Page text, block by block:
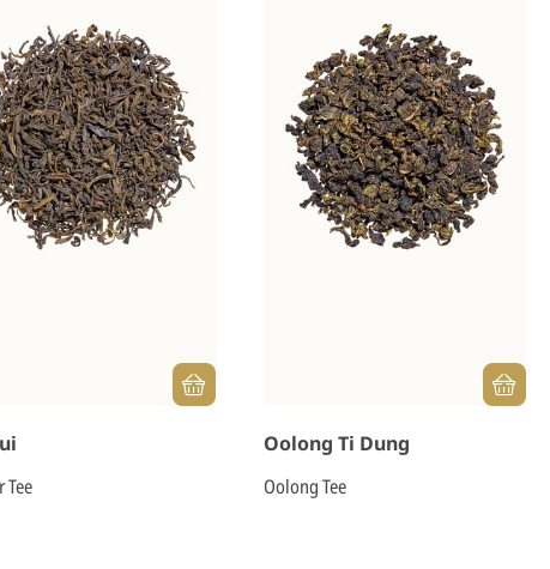
Tee
Oolong Ti Dung
Oolong Tee